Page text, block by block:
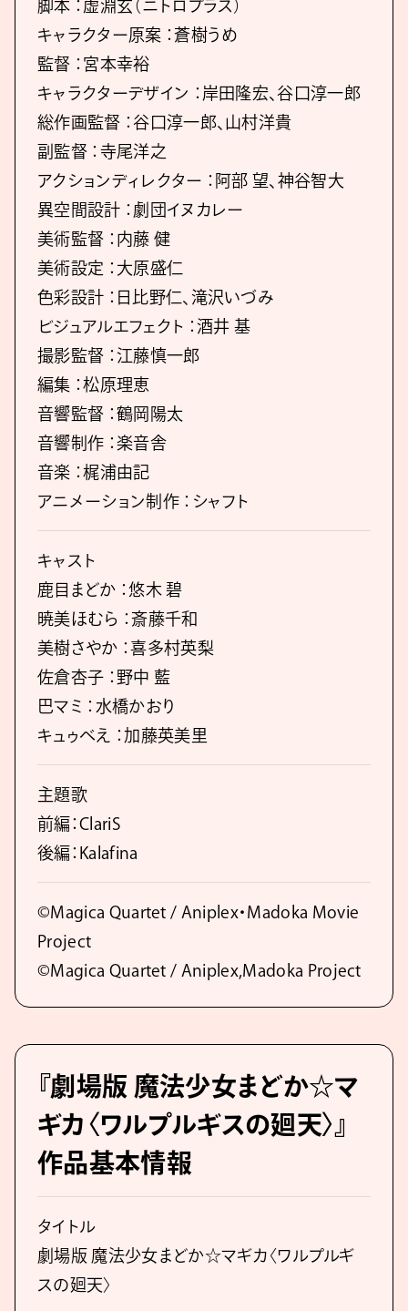
脚本 ：虚淵玄（ニトロプラス）
キャラクター原案 ：蒼樹うめ
監督 ：宮本幸裕
キャラクターデザイン ：岸田隆宏、谷口淳一郎
総作画監督 ：谷口淳一郎、山村洋貴
副監督 ：寺尾洋之
アクションディレクター ：阿部 望、神谷智大
異空間設計 ：劇団イヌカレー
美術監督 ：内藤 健
美術設定 ：大原盛仁
色彩設計 ：日比野仁、滝沢いづみ
ビジュアルエフェクト ：酒井 基
撮影監督 ：江藤慎一郎
編集 ：松原理恵
音響監督 ：鶴岡陽太
音響制作 ：楽音舎
音楽 ：梶浦由記
アニメーション制作 ：シャフト
キャスト
鹿目まどか ：悠木 碧
暁美ほむら ：斎藤千和
美樹さやか ：喜多村英梨
佐倉杏子 ：野中 藍
巴マミ ：水橋かおり
キュゥべえ ：加藤英美里
主題歌
前編：ClariS
後編：Kalafina
©Magica Quartet / Aniplex・Madoka Movie
Project
©Magica Quartet / Aniplex,Madoka Project
『劇場版 魔法少女まどか☆マ
ギカ〈ワルプルギスの廻天〉』
作品基本情報
タイトル
劇場版 魔法少女まどか☆マギカ〈ワルプルギ
スの廻天〉